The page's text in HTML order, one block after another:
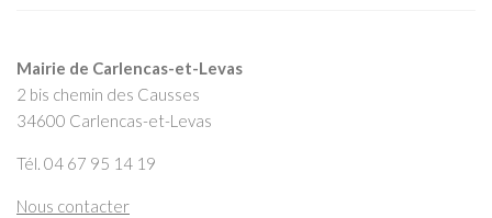
Mairie de Carlencas-et-Levas
2 bis chemin des Causses
34600 Carlencas-et-Levas
Tél. 04 67 95 14 19
Nous contacter